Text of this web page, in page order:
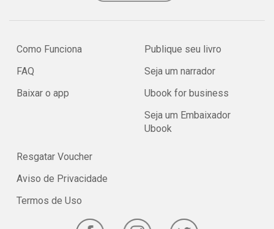
Como Funciona
FAQ
Baixar o app
Publique seu livro
Seja um narrador
Ubook for business
Seja um Embaixador
Ubook
Resgatar Voucher
Aviso de Privacidade
Termos de Uso